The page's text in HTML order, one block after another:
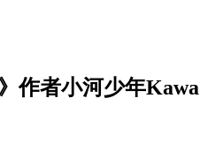
作者小河少年Kawa